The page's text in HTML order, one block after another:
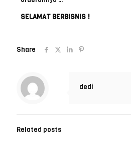
SELAMAT BERBISNIS !
Share
dedi
Related posts